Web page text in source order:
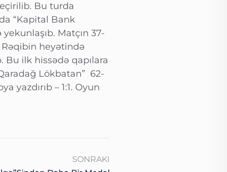
Bu turda
“Kapital Bank
Matçın 37-
Rəqibin heyətində
ilk hissədə qapılara
Lökbatan” 62-
yazdırıb – 1:1. Oyun
SONRAKI